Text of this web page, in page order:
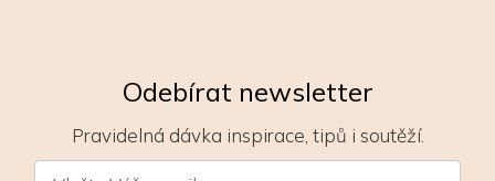
Odebírat newsletter
Pravidelná dávka inspirace, tipů i soutěží.